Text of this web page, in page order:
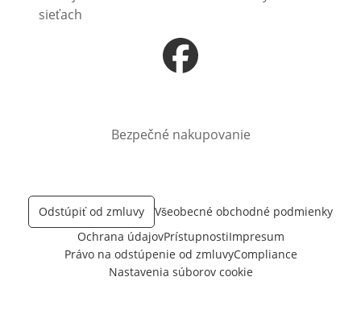
sieťach
Otvorí sa vnovom okne
Bezpečné nakupovanie
Odstúpiť od zmluvy
Všeobecné obchodné podmienky
Ochrana údajovPrístupnostiImpresum
Právo na odstúpenie od zmluvyCompliance
Nastavenia súborov cookie